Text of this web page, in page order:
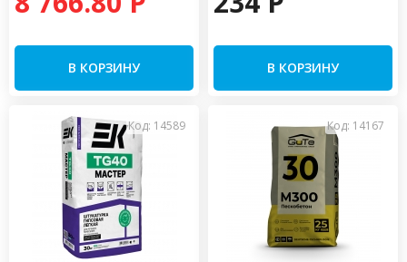
В КОРЗИНУ В КОРЗИНУ
Код: 14589 Код: 14167